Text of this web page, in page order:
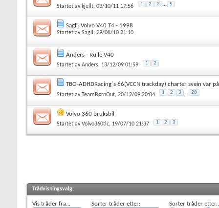
Startet av kjellt, 03/10/11 17:56 1 2 3 ... 5
Sagli: Volvo V40 T4 - 1998
Startet avSagli, 29/08/10 21:10
Anders - Rulle V40
Startet avAnders, 13/12/09 01:59 1 2
TBO-ADHDRacing`s 66(VCCN trackday) charter svein var
Startet av TeamBørnOut, 20/12/09 20:04 1 2 3 ... 20
Volvo 360 bruksbil
Startet avVolvo360tic, 19/07/10 21:37 1 2 3
Trådvisningsvalg
Vis tråder fra... Sorter tråder etter:
Sorter tråder